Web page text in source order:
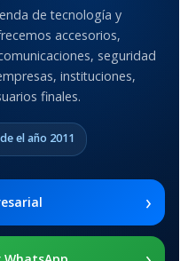
Anti-Shock
MODELO DE TABLETS
COMPATIBLES
2021 SM-x200 / Samsung
Galaxy Tab A8 10.5 2021 SM-
x205
de tecnología y
accesorios,
seguridad
instituciones,
finales.
el año 2011
›